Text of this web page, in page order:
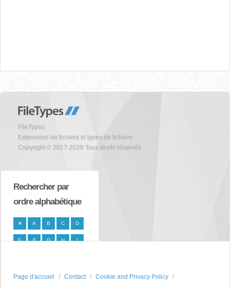
FileTypes
Extensions de fichiers et types de fichiers
Copyright © 2017-2026 Tous droits réservés
Rechercher par
ordre alphabétique
# A B C D
E F G H I
P S
Page d'accueil Contact
Cookie and Privacy Policy